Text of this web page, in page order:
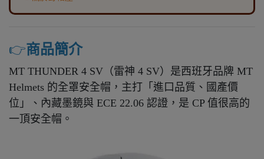
👉️商品簡介
MT THUNDER 4 SV（雷神 4 SV）是西班牙品牌 MT
Helmets 的全罩安全帽，主打「進口品質、國產價
位」、內藏墨鏡與 ECE 22.06 認證，是 CP 值很高的
一頂安全帽。